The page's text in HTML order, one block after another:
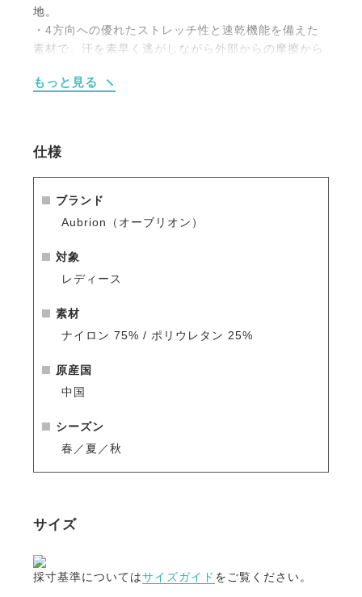
地。
・4方向への優れたストレッチ性と速乾機能を備えた
素材で、汗を素早く逃がしながら外部からの摩擦から
・ウエスト部分の安定感を高めるディープハイウエス
備。出し入れがしやすくお手入れも簡単で、実用性と
デザイン性を兼備。
・シリコンニーパネルが、鞍との程よいグリップ力を
発揮。
※シーズン品のため入荷数が少なく再販はありません
早くご案内している
もっと見る
仕様
ブランド
Aubrion（オーブリオン）
対象
レディース
素材
ナイロン 75% / ポリウレタン 25%
原産国
中国
シーズン
春／夏／秋
サイズ
採寸基準についてはサイズガイド をご覧ください。